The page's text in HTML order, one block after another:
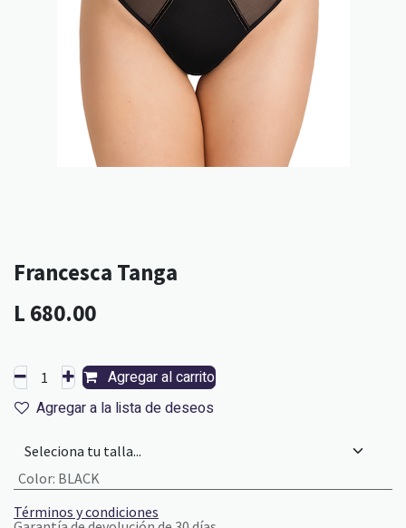
Francesca Tanga
L 680.00
Agregar al carrito
Agregar a la lista de deseos
Color: BLACK
Términos y condiciones